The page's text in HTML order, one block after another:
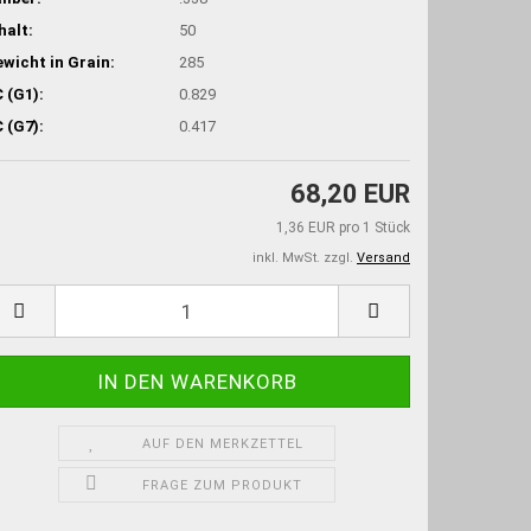
50
in Grain:
285
(G1):
0.829
(G7):
0.417
68,20 EUR
1,36 EUR pro 1 Stück
inkl. MwSt. zzgl. Versand
AUF DEN MERKZETTEL
FRAGE ZUM PRODUKT